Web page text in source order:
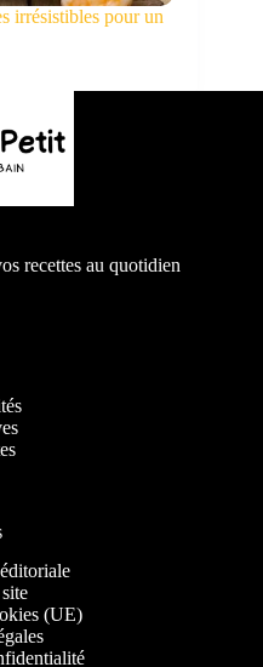
irrésistibles pour un
recettes au quotidien
(UE)